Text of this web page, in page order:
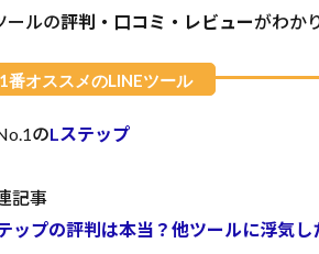
ールの評判・口コミ・レビューがわか
のLステップ
記事
ップの評判は本当？他ツールに浮気し